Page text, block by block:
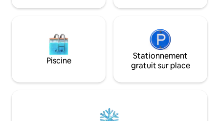
aux pistes de VTT.
Piscine
Stationnement
gratuit sur place